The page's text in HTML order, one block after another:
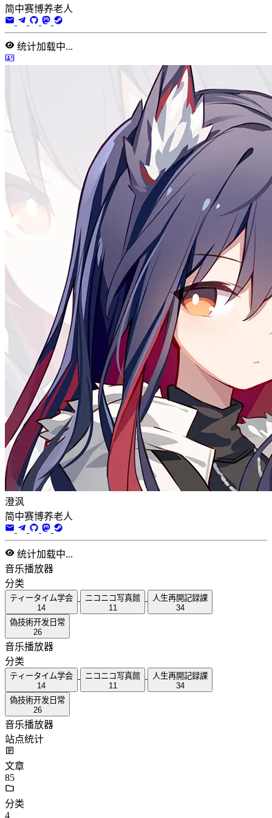
简中赛博养老人
统计加载中...
澄沨
简中赛博养老人
统计加载中...
音乐播放器
分类
ティータイム学会
14
ニコニコ写真館
11
人生再開記録課
34
偽技術开发日常
26
音乐播放器
分类
ティータイム学会
14
ニコニコ写真館
11
人生再開記録課
34
偽技術开发日常
26
音乐播放器
站点统计
文章
85
分类
4